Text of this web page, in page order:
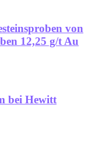
von
12,25 g/t Au
bei Hewitt